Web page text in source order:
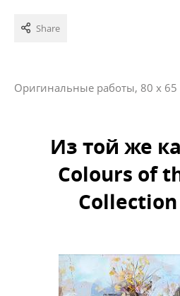
Share
Оригинальные работы, 80 x
Из той же
Colours of
Collection